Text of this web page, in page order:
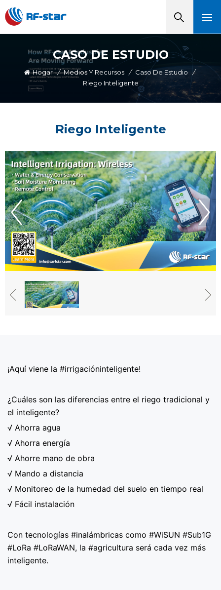
CASO DE ESTUDIO
Hogar / Medios Y Recursos / Caso De Estudio
/
Riego Inteligente
Riego Inteligente
¡Aquí viene la #irrigacióninteligente!
¿Cuáles son las diferencias entre el riego tradicional y
el inteligente?
√ Ahorra agua
√ Ahorra energía
√ Ahorre mano de obra
√ Mando a distancia
√ Monitoreo de la humedad del suelo en tiempo real
√ Fácil instalación
Con tecnologías #inalámbricas como #WiSUN #Sub1G
#LoRa #LoRaWAN, la #agricultura será cada vez más
inteligente.